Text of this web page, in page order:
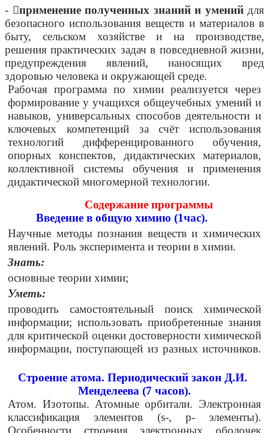
- применение полученных знаний и умений для
безопасного использования веществ и материалов в
быту, сельском хозяйстве и на производстве,
решения практических задач в повседневной жизни,
предупреждения явлений, наносящих вред
здоровью человека и окружающей среде.
Рабочая программа по химии реализуется через
формирование у учащихся общеучебных умений и
навыков, универсальных способов деятельности и
ключевых компетенций за счёт использования
технологий дифференцированного обучения,
опорных конспектов, дидактических материалов,
коллективной системы обучения и применения
дидактической многомерной технологии.
Содержание программы
Введение в общую химию (1час).
Научные методы познания веществ и химических
явлений. Роль эксперимента и теории в химии.
Знать:
основные теории химии;
Уметь:
проводить самостоятельный поиск химической
информации; использовать приобретенные знания
для критической оценки достоверности химической
информации, поступающей из разных источников.
Строение атома. Периодический закон Д.И.
Менделеева (7 часов).
Атом. Изотопы. Атомные орбитали. Электронная
классификация элементов (s-, p- элементы).
Особенности строения электронных оболочек